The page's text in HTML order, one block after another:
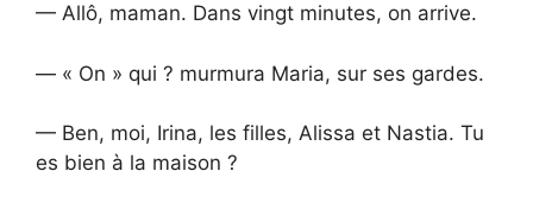
— Allô, maman. Dans vingt minutes, on arrive.
— « On » qui ? murmura Maria, sur ses gardes.
— Ben, moi, Irina, les filles, Alissa et Nastia. Tu
es bien à la maison ?